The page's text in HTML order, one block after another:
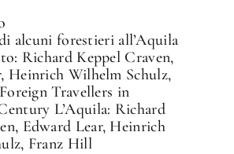
alcuni forestieri all’Aquila
Richard Keppel Craven,
Heinrich Wilhelm Schulz,
Travellers in
L’Aquila: Richard
Edward Lear, Heinrich
Franz Hill